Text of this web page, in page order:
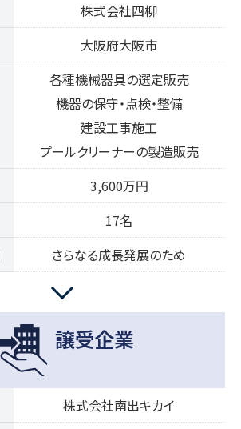
株式会社四柳
大阪府大阪市
各種機械器具の選定販売
機器の保守・点検・整備
建設工事施工
プールクリーナーの製造販売
3,600万円
17名
さらなる成長発展のため
譲受企業
株式会社南出キカイ